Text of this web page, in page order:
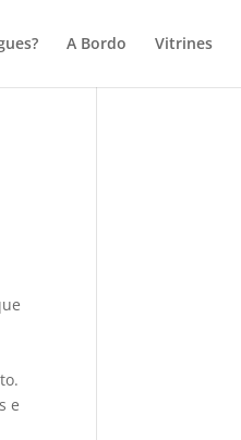
A Bordo Vitrines
e